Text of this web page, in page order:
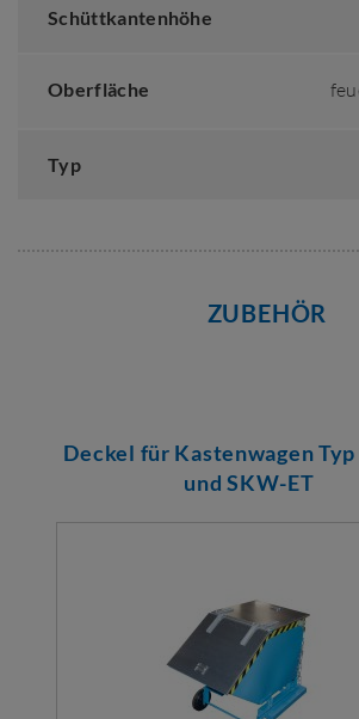
Schüttkantenhöhe
Oberfläche
Typ
ZUBEHÖR
Deckel für Kastenwagen
und SKW-ET